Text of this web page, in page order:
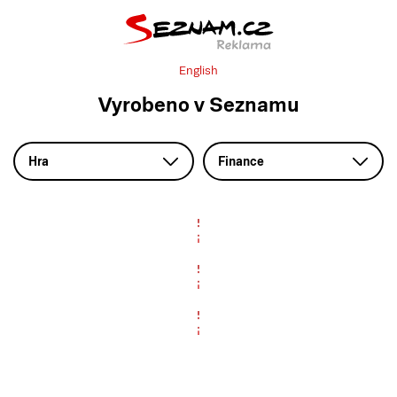
English
Vyrobeno v Seznamu
Hra Finance